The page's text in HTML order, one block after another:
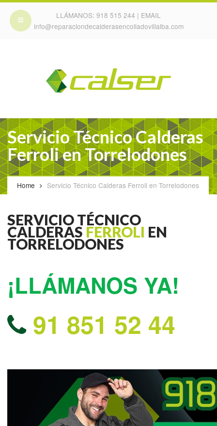
LLÁMANOS: 918 515 244 | EMAIL
info@reparaciondecalderasencolladovillalba.com
Servicio Técnico Calderas
Ferroli en Torrelodones
Home Servicio Técnico Calderas Ferroli en Torrelodones
SERVICIO TÉCNICO
CALDERAS FERROLI EN
TORRELODONES
¡LLÁMANOS YA!
91 851 52 44